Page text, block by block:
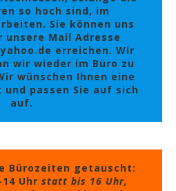
so hoch sind, im
Sie können uns
Mail Adresse
erreichen. Wir
wir wieder im Büro zu
wünschen Ihnen eine
passen Sie auf sich
auf.
Bürozeiten getauscht:
Uhr statt bis 16 Uhr,